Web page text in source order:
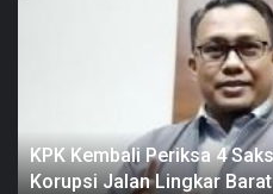
KPK Kembali Periksa 4
Korupsi Jalan Lingkar